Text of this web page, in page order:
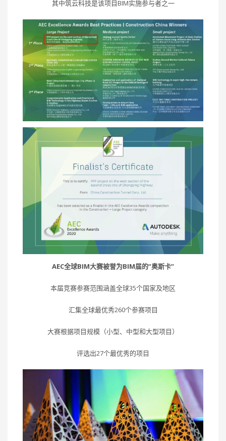
其中筑云科技是该项目BIM实施参与者之一
AEC全球BIM大赛被誉为BIM届的“奥斯卡”
本届竞赛参赛范围涵盖全球35个国家及地区
汇集全球最优秀260个参赛项目
大赛根据项目规模（小型、中型和大型项目）
评选出27个最优秀的项目